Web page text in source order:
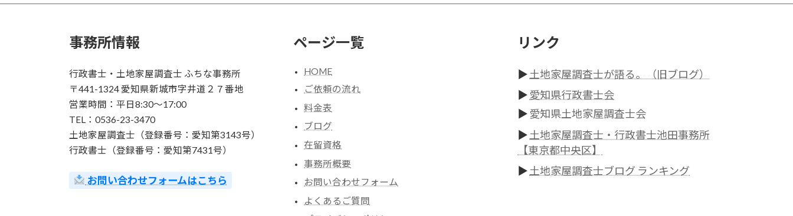
事務所情報
行政書士・土地家屋調査士 ふちな事務所
〒441-1324 愛知県新城市字井道２７番地
営業時間：平日8:30～17:00
TEL：0536-23-3470
土地家屋調査士（登録番号：愛知第3143号）
行政書士（登録番号：愛知第7431号）
お問い合わせフォームはこちら
ページ一覧
HOME
ご依頼の流れ
料金表
ブログ
在留資格
事務所概要
お問い合わせフォーム
よくあるご質問
リンク
▶土地家屋調査士が語る。（旧ブログ）
▶愛知県行政書士会
▶愛知県土地家屋調査士会
▶土地家屋調査士・行政書士池田事務所
【東京都中央区】
▶土地家屋調査士ブログ ランキング